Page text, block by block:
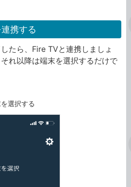
携する
たら、Fire TVと連携しましょ
れ以降は端末を選択するだけで
選択する